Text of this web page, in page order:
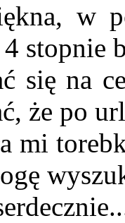
w
stopnie
się na
że po
mi